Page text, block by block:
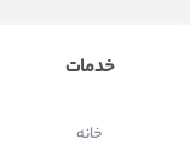
خدمات
خانه